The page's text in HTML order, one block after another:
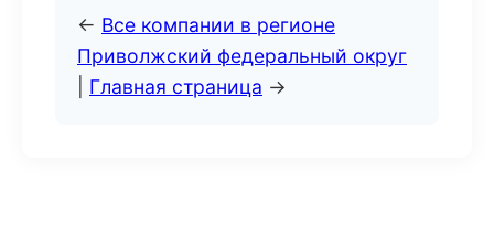
← Все компании в регионе
Приволжский федеральный округ
Главная страница →